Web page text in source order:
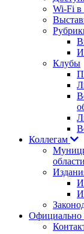
Wi-Fi в
Клубы
Коллегам
Официально